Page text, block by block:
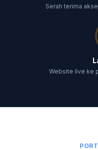
Serah terima
Website live ke